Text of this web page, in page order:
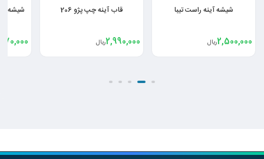
قاب آینه چپ پژو 206
2,990,000ریال 2,170,000ریال